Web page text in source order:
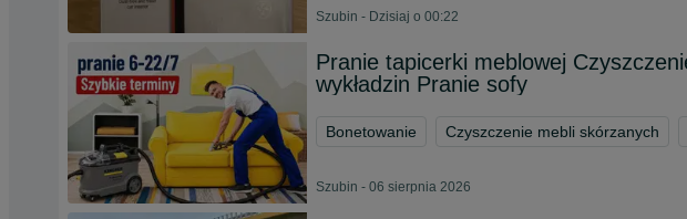
Szubin - Dzisiaj o 00:22
Pranie tapicerki meblowej
wykładzin Pranie sofy
Bonetowanie Czyszczenie mebli skórzanych
Szubin - 06 sierpnia 2026